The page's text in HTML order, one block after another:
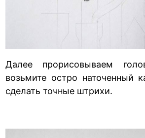
Далее прорисовываем
возьмите остро наточенный
сделать точные штрихи.